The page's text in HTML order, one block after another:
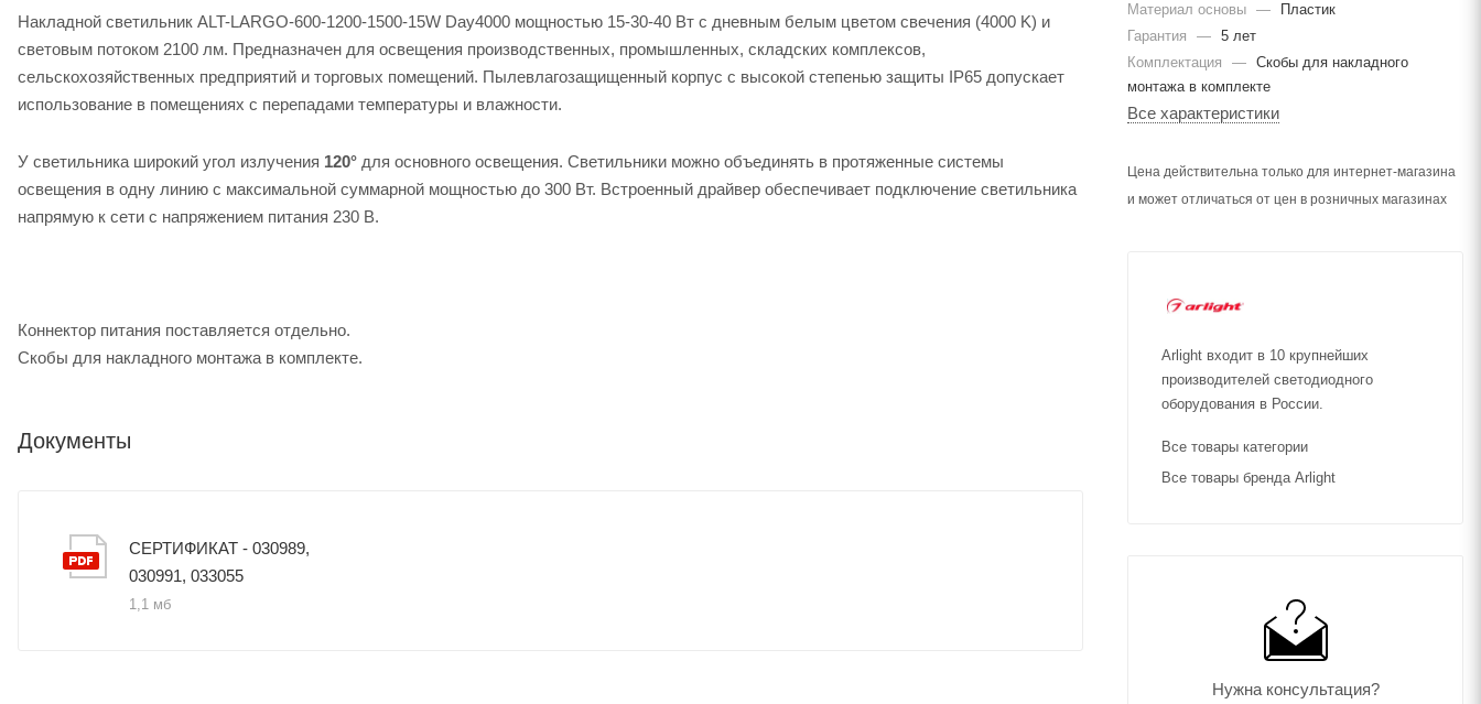
Накладной светильник ALT-LARGO-600-1200-1500-15W Day4000 мощностью 15-30-40 Вт с дневным белым цветом свечения (4000 K) и
световым потоком 2100 лм. Предназначен для освещения производственных, промышленных, складских комплексов,
сельскохозяйственных предприятий и торговых помещений. Пылевлагозащищенный корпус с высокой степенью защиты IP65 допускает
использование в помещениях с перепадами температуры и влажности.
У светильника широкий угол излучения 120° для основного освещения. Светильники можно объединять в протяженные системы
освещения в одну линию с максимальной суммарной мощностью до 300 Вт. Встроенный драйвер обеспечивает подключение светильника
напрямую к сети с напряжением питания 230 В.
Коннектор питания поставляется отдельно.
Скобы для накладного монтажа в комплекте.
Документы
СЕРТИФИКАТ - 030989,
030991, 033055
1,1 мб
Материал основы —
Пластик
Гарантия
— 5 лет
Комплектация
— Скобы для накладного
монтажа в комплекте
Все характеристики
Цена действительна только для интернет-магазина
и может отличаться от цен в розничных магазинах
Аrlight входит в 10 крупнейших
производителей светодиодного
оборудования в России.
Все товары категории
Все товары бренда Arlight
Нужна консультация?